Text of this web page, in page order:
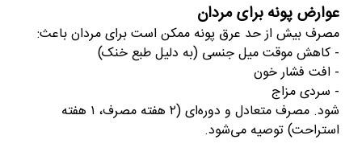
عوارض پونه برای مردان
مصرف بیش از حد عرق پونه ممکن است برای مردان باعث:
- کاهش موقت میل جنسی (به دلیل طبع خنک)
- افت فشار خون
- سردی مزاج
شود. مصرف متعادل و دوره‌ای (۲ هفته مصرف، ۱ هفته
استراحت) توصیه می‌شود.